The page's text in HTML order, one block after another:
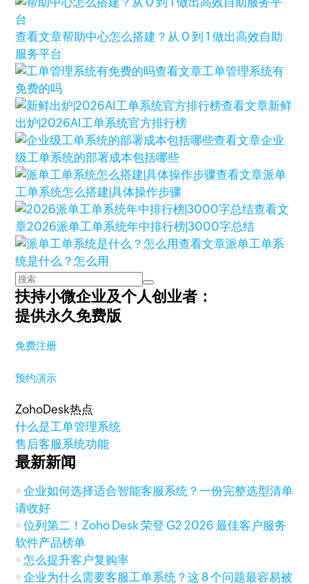
查看文章帮助中心怎么搭建？从 0 到 1 做出高效自助
服务平台
查看文章工单管理系统有
免费的吗
查看文章新鲜
出炉|2026AI工单系统官方排行榜
查看文章企业
级工单系统的部署成本包括哪些
查看文章派单
工单系统怎么搭建|具体操作步骤
查看文
章2026派单工单系统年中排行榜|3000字总结
查看文章派单工单系
统是什么？怎么用
扶持小微企业及个人创业者：
提供永久免费版
免费注册
预约演示
ZohoDesk热点
什么是工单管理系统
售后客服系统功能
最新新闻
企业如何选择适合智能客服系统？一份完整选型清单
请收好
位列第二！Zoho Desk 荣登 G2 2026 最佳客户服务
软件产品榜单
怎么提升客户复购率
企业为什么需要客服工单系统？这 8 个问题最容易被